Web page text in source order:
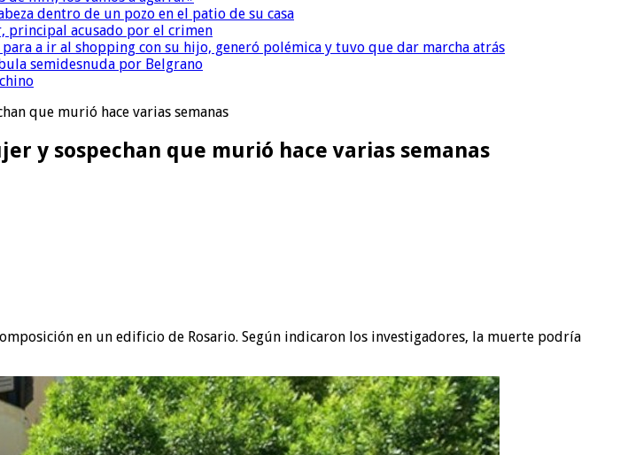
dentro de un pozo en el patio de su casa
principal acusado por el crimen
a ir al shopping con su hijo, generó polémica y tuvo que dar marcha atrás
semidesnuda por Belgrano
que murió hace varias semanas
y sospechan que murió hace varias semanas
en un edificio de Rosario. Según indicaron los investigadores, la muerte podría